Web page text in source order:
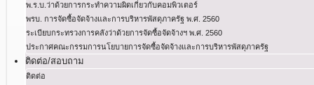
พ.ร.บ.ว่าด้วยการกระทําความผิดเกี่ยวกับคอมพิวเตอร์
พรบ. การจัดซื้อจัดจ้างและการบริหารพัสดุภาครัฐ พ.ศ. 2560
ระเบียบกระทรวงการคลังว่าด้วยการจัดซื้อจัดจ้างฯ พ.ศ. 2560
ประกาศคณะกรรมการนโยบายการจัดซื้อจัดจ้างและการบริหารพัสดุภาครัฐ
ติดต่อ/สอบถาม
ติดต่อ